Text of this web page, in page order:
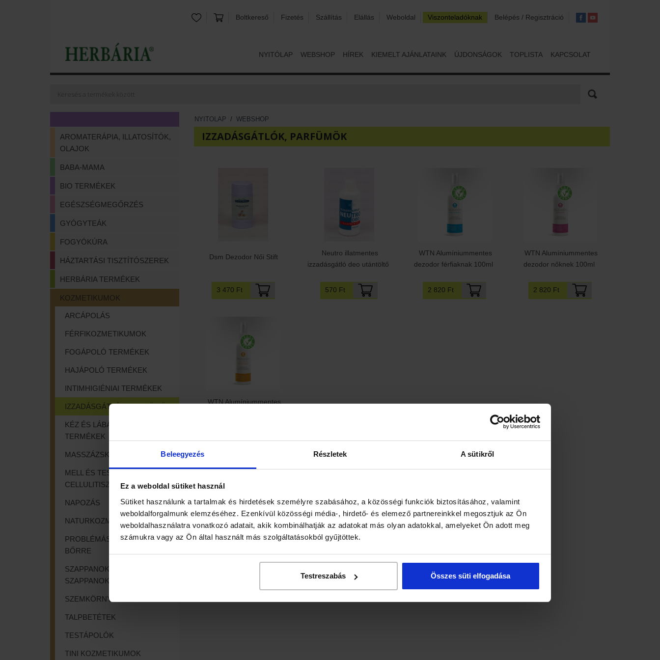
Beleegyezés Részletek A sütikről
Ez a weboldal sütiket használ
Sütiket használunk a tartalmak és hirdetések személyre szabásához, a közösségi funkciók biztosításához, valamint
weboldalforgalmunk elemzéséhez. Ezenkívül közösségi média-, hirdető- és elemező partnereinkkel megosztjuk az Ön
weboldalhasználatra vonatkozó adatait, akik kombinálhatják az adatokat más olyan adatokkal, amelyeket Ön adott meg
számukra vagy az Ön által használt más szolgáltatásokból gyűjtöttek.
Testreszabás Összes süti elfogadása
Boltkereső Fizetés Szállítás Elállás Weboldal Viszonteladóknak Belépés / Regisztráció
NYITÓLAP WEBSHOP HÍREK KIEMELT AJÁNLATAINK ÚJDONSÁGOK TOPLISTA KAPCSOLAT
AROMATERÁPIA, ILLATOSÍTÓK,
OLAJOK
BABA-MAMA
BIO TERMÉKEK
EGÉSZSÉGMEGŐRZÉS
GYÓGYTEÁK
FOGYÓKÚRA
HÁZTARTÁSI TISZTÍTÓSZEREK
HERBÁRIA TERMÉKEK
KOZMETIKUMOK
ARCÁPOLÁS
FÉRFIKOZMETIKUMOK
FOGÁPOLÓ TERMÉKEK
HAJÁPOLÓ TERMÉKEK
INTIMHIGIÉNIAI TERMÉKEK
IZZADÁSGÁTLÓK, PARFÜMÖK
KÉZ ÉS LÁBÁPOLÓ
TERMÉKEK
MASSZÁZSKRÉMEK
MELL ÉS TESTFORMÁLÓK,
CELLULITISZ
NAPOZÁS
NATURKOZMETIKUMOK
PROBLÉMÁS ÉS SZEPLŐS
BŐRRE
SZAPPANOK, FOLYÉKONY
SZAPPANOK
SZEMKÖRNYÉKÁPOLÓK
TALPBETÉTEK
TESTÁPOLÓK
TINI KOZMETIKUMOK
NYITOLAP / WEBSHOP
IZZADÁSGÁTLÓK, PARFÜMÖK
Dsm Dezodor Női Stift
3 470 Ft
Neutro illatmentes
izzadásgátló deo utántöltő
570 Ft
WTN Alumíniummentes
dezodor férfiaknak 100ml
2 820 Ft
WTN Alumíniummentes
dezodor nőknek 100ml
2 820 Ft
WTN Alumíniummentes
2 820 Ft